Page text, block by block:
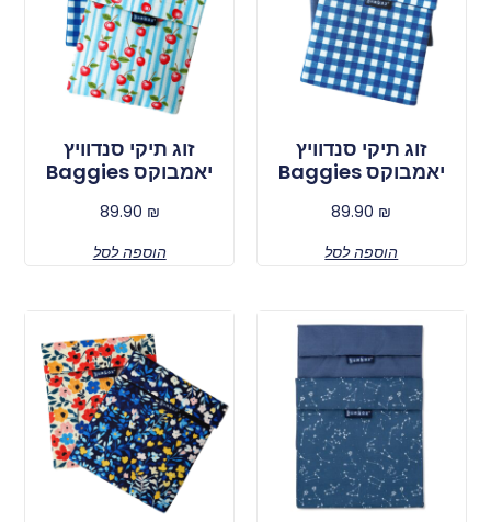
זוג תיקי סנדוויץ
יאמבוקס Baggies
89.90 ₪
הוספה לסל
זוג תיקי סנדוויץ
יאמבוקס Baggies
89.90 ₪
הוספה לסל